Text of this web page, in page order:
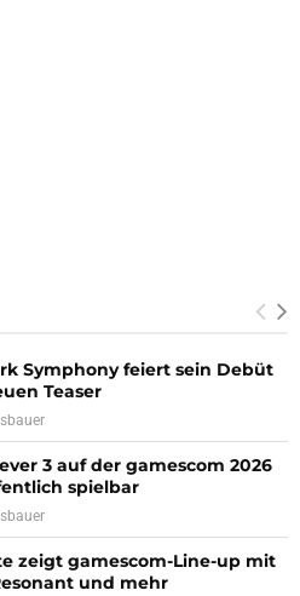
Symphony feiert sein Debüt
Teaser
3 auf der gamescom 2026
spielbar
zeigt gamescom-Line-up mit
und mehr